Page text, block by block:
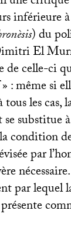
inférieure à
) du
El
de celle-ci
» : même si
tous les cas,
se substitue
condition
par
par lequel